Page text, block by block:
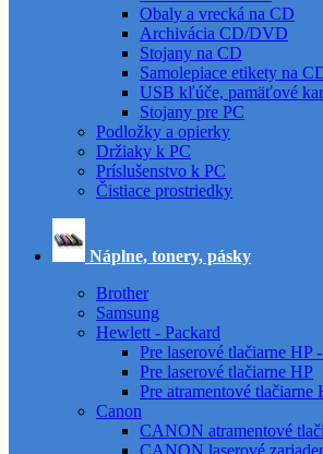
Obaly a vrecká na CD
Archivácia CD/DVD
Stojany na CD
Samolepiace etikety na
USB kľúče, pamäťové
Stojany pre PC
Podložky a opierky
Držiaky k PC
Príslušenstvo k PC
Čistiace prostriedky
Náplne, tonery, pásky
Brother
Samsung
Hewlett - Packard
Pre laserové tlačiarne
Pre laserové tlačiarne HP
Pre atramentové tlačiarne
Canon
CANON atramentové
CANON laserové